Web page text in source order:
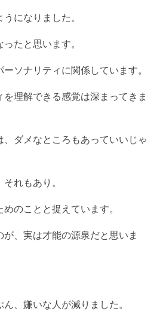
になりました。
たと思います。
ソナリティに関係しています。
を理解できる感覚は深まってきま
、ダメなところもあっていいじゃ
れもあり。
のことと捉えています。
、実は才能の源泉だと思いま
、嫌いな人が減りました。